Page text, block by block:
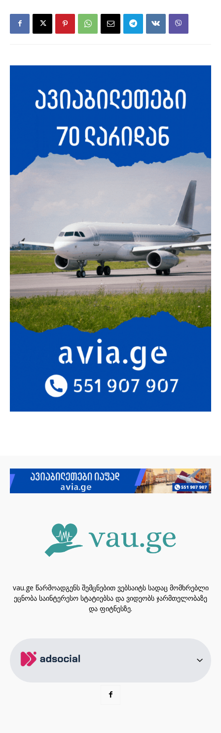
vau.ge წარმოადგენს შემცნებით ვებსაიტს სადაც მომხრებლი
ეცნობა საინტერესო სტატიებსა და ვიდეობს ჯარმთელობაზე
და ფიტნესზე.